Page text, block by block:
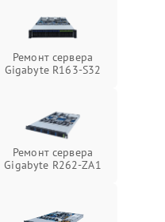
Ремонт сервера
Gigabyte R163-S32
Ремонт сервера
Gigabyte R262-ZA1